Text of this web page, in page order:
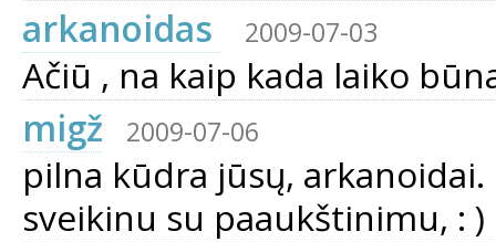
arkanoidas
2009-07-03
Ačiū , na kaip kada laiko
migž
2009-07-06
pilna kūdra jūsų,
sveikinu su paaukštinimu, : )